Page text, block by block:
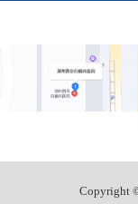
Copyright